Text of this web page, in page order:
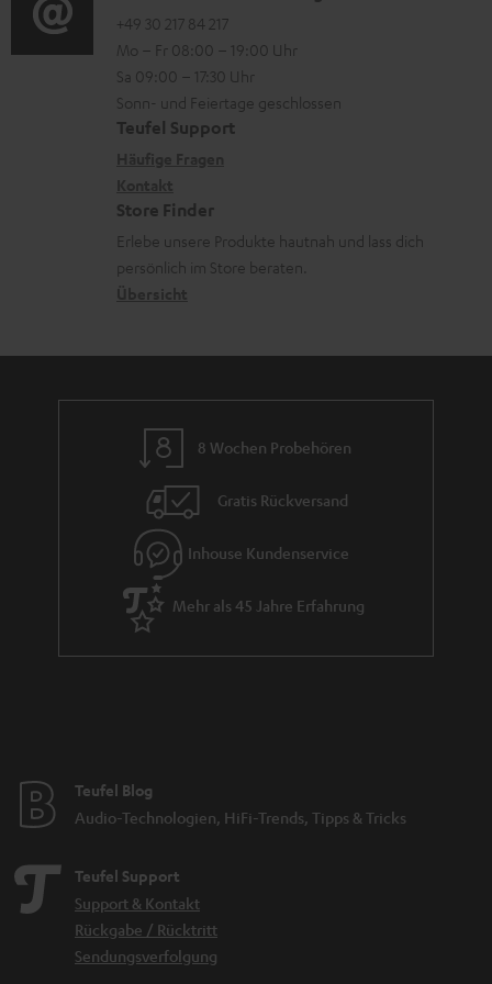
n
t
e
r
d
e
i
o
n
e
u
r
r
a
o
-
L
e
k
o
o
n
t
a
d
a
n
+49 30 217 84 217
Mo – Fr 08:00 – 19:00 Uhr
Sa 09:00 – 17:30 Uhr
Sonn- und Feiertage geschlossen
Teufel Support
Store Finder
Erlebe unsere Produkte hautnah und lass dich
persönlich im Store beraten.
8 Wochen Probehören
Gratis Rückversand
Inhouse Kundenservice
Mehr als 45 Jahre Erfahrung
Teufel Blog
Audio-Technologien, HiFi-Trends, Tipps & Tricks
Teufel Support
Support & Kontakt
Rückgabe / Rücktritt
Sendungsverfolgung